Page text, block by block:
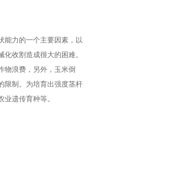
能力的一个主要因素，以
收割造成很大的困难。
物浪费，另外，玉米倒
限制。为培育出强度茎杆
遗传育种等。